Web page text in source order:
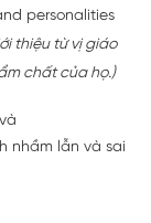
personalities
thiệu từ vị giáo
chất của họ.)
nhầm lẫn và sai